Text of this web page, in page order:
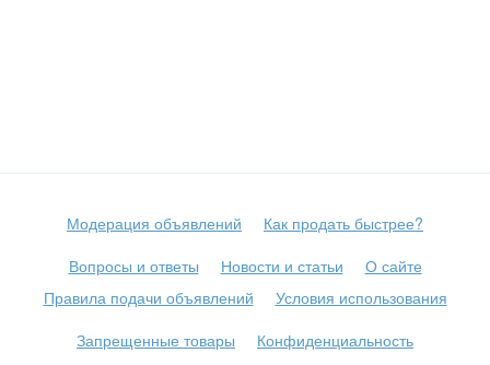
Модерация объявлений
Как продать быстрее?
Вопросы и ответы
Новости и статьи
О сайте
Правила подачи объявлений
Условия использования
Запрещенные товары
Конфиденциальность